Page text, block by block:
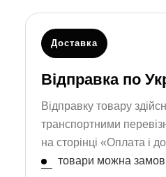
Доставка
Відправка по
Відправку товару
транспортними
на сторінці «Оплата і
товари можна